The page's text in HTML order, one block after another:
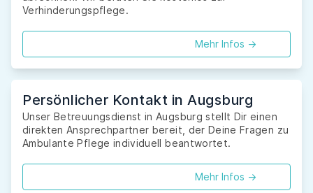
Verhinderungspflege.
Mehr Infos ->
Persönlicher Kontakt in Augsburg
Unser Betreuungsdienst in Augsburg stellt Dir einen
direkten Ansprechpartner bereit, der Deine Fragen zu
Ambulante Pflege individuell beantwortet.
Mehr Infos ->